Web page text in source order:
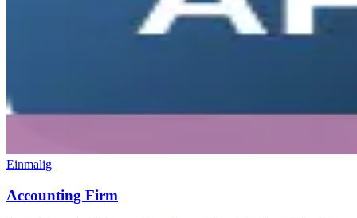
Einmalig
Accounting Firm